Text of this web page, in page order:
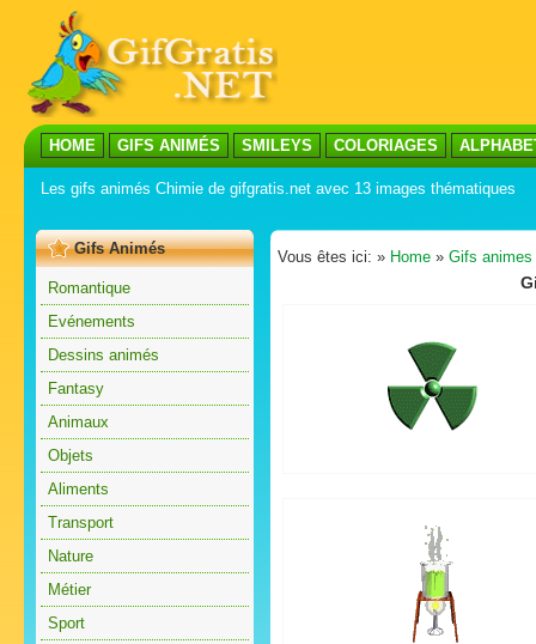
HOME GIFS ANIMÉS SMILEYS COLORIAGES
Les gifs animés Chimie de gifgratis.net avec 13 images thématiques
Gifs Animés
Romantique
Evénements
Dessins animés
Fantasy
Animaux
Objets
Aliments
Transport
Nature
Métier
Sport
Vous êtes ici: » Home » Gifs animes